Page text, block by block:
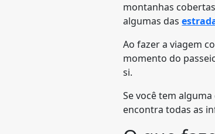
montanhas
algumas das
Ao fazer a viagem
momento do
si.
Se você tem
encontra todas as